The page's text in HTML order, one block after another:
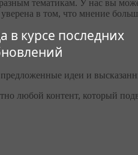
в курсе последних
тематикам. У нас вы
в том, что мнение
идеи и
любой контент, который